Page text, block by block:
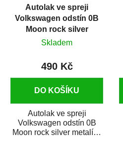
Autolak ve spreji
Volkswagen odstín 0B
Moon rock silver
metalíza 375 ml
Skladem
490 Kč
DO KOŠÍKU
Autolak ve spreji
Volkswagen odstín 0B
Moon rock silver metalíza